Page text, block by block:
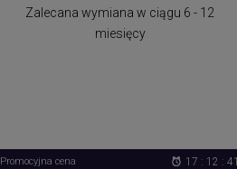
Zalecana wymiana w ciągu 6 - 12
miesięcy
Promocyjna cena 17 : 12 : 41